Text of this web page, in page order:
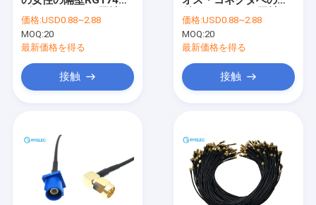
ーブルへのSMAの男性
価格:USD0.88~2.88
MOQ:20
最新価格を得る
接触
ーブルBNCの女性
価格:USD0.88~2.88
MOQ:20
最新価格を得る
接触